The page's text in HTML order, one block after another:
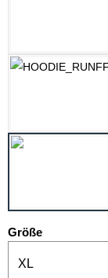
Größeauswählen